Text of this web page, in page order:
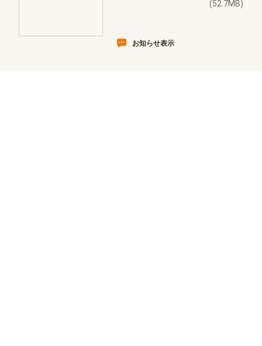
(52.7MB)
お知らせ表示